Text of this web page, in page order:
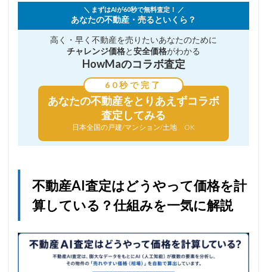
＼ まずはAIが60秒で無料査定！ ／
あなたの不動産・売るといくら？
高く・早く不動産を売りたいあなたのために
チャレンジ価格と安全価格がわかる
HowMaのコラボ査定
60秒で完了
あなたの不動産をとりあえずコラボ
査定してみる
日本全国の戸建/マンション/土地 OK
不動産AI査定はどうやって価格を計
算している？仕組みを一気に解説